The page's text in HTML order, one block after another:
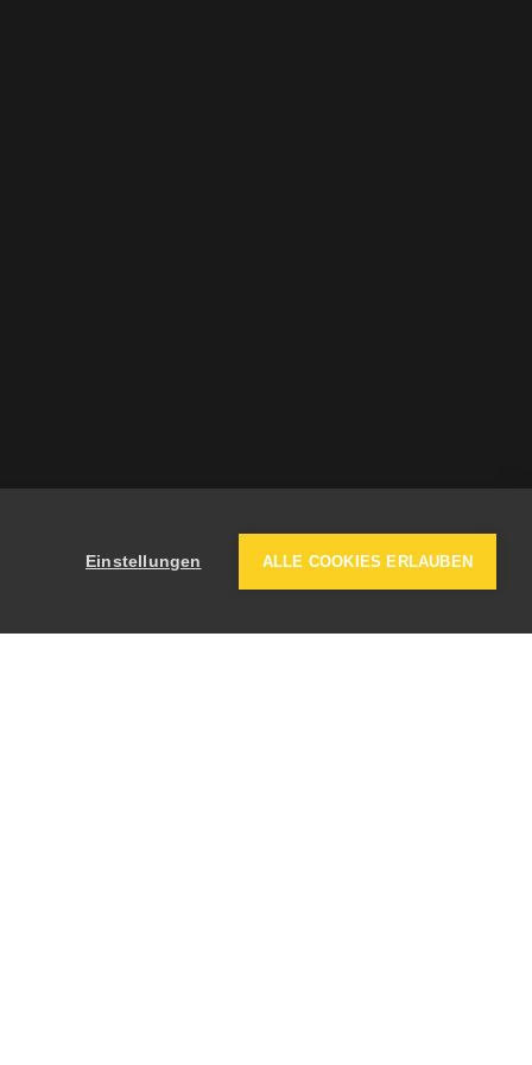
Einstellungen ALLE COOKIES ERLAUBEN